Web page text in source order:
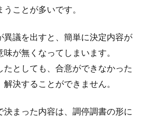
ことが多いです。
異議を出すと、簡単に決定内容が
が無くなってしまいます。
たとしても、合意ができなかった
決することができません。
決まった内容は、調停調書の形に